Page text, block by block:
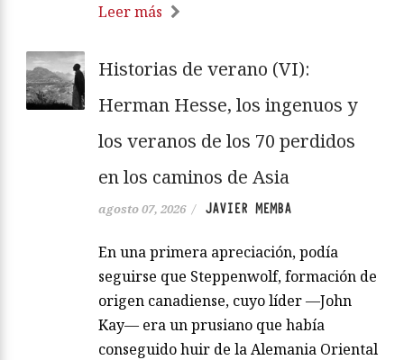
Leer más
Historias de verano (VI):
Herman Hesse, los ingenuos y
los veranos de los 70 perdidos
en los caminos de Asia
agosto 07, 2026 / JAVIER MEMBA
En una primera apreciación, podía
seguirse que Steppenwolf, formación de
origen canadiense, cuyo líder —John
Kay— era un prusiano que había
conseguido huir de la Alemania Oriental